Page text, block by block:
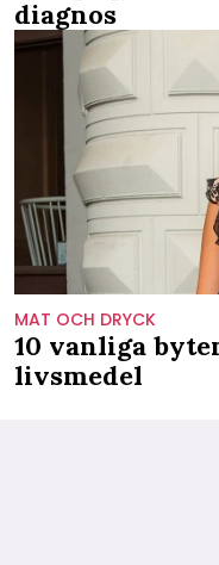
diagnos
MAT OCH DRYCK
10 vanliga
livsmedel